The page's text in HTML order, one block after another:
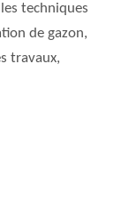
techniques
de gazon,
travaux,